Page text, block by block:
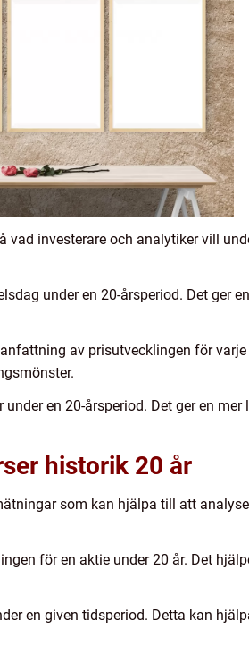
vad investerare och analytiker vill
under en 20-årsperiod. Det ger
av prisutvecklingen för
en 20-årsperiod. Det ger en
historik 20 år
som kan hjälpa till att
för en aktie under 20 år. Det
en given tidsperiod. Detta kan